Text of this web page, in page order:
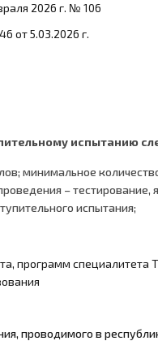
2026 г. № 106
от 5.03.2026 г.
испытанию
минимальное
– тестирование,
испытания;
программ специалитета
проводимого в